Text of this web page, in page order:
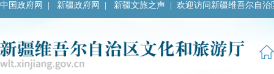
中国政府网 新疆政府网 新疆文旅之声 欢迎访问新疆维吾尔自